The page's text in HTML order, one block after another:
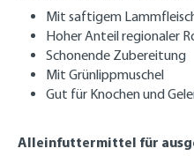
Mit saftigem
Hoher Anteil regionaler
Schonende Zubereitung
Mit Grünlippmuschel
Gut für Knochen und
Alleinfuttermittel für